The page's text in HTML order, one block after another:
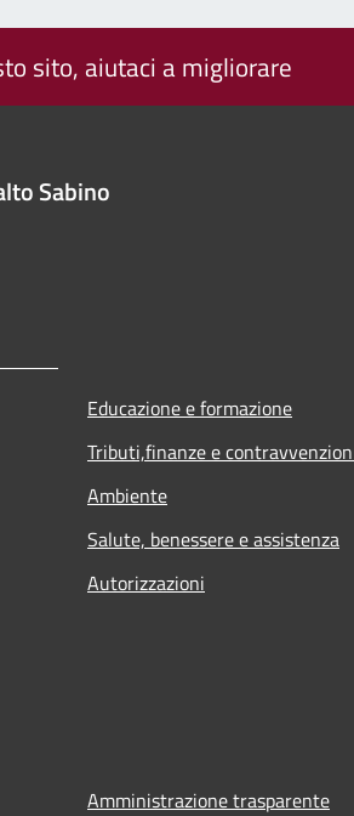
sito, aiutaci a migliorare
Sabino
Educazione e formazione
Tributi,finanze e
Ambiente
Salute, benessere e assistenza
Autorizzazioni
Amministrazione trasparente